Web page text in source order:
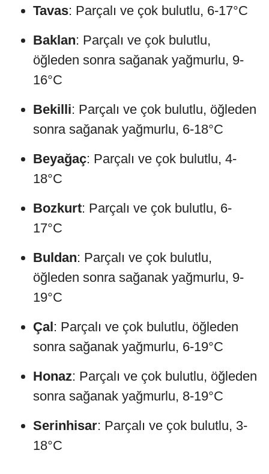
Tavas: Parçalı ve çok bulutlu, 6-17°C
Baklan: Parçalı ve çok bulutlu,
öğleden sonra sağanak yağmurlu, 9-
16°C
Bekilli: Parçalı ve çok bulutlu, öğleden
sonra sağanak yağmurlu, 6-18°C
Beyağaç: Parçalı ve çok bulutlu, 4-
18°C
Bozkurt: Parçalı ve çok bulutlu, 6-
17°C
Buldan: Parçalı ve çok bulutlu,
öğleden sonra sağanak yağmurlu, 9-
19°C
Çal : Parçalı ve çok bulutlu, öğleden
sonra sağanak yağmurlu, 6-19°C
Honaz: Parçalı ve çok bulutlu, öğleden
sonra sağanak yağmurlu, 8-19°C
Serinhisar: Parçalı ve çok bulutlu, 3-
18°C